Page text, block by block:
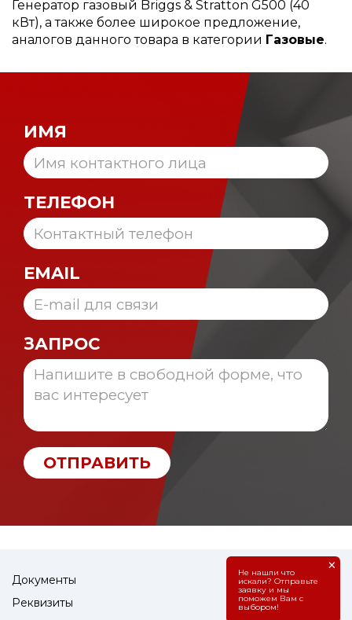
Генератор газовый Briggs & Stratton G500 (40
кВт), а также более широкое предложение,
аналогов данного товара в категории Газовые.
ИМЯ
ТЕЛЕФОН
EMAIL
ЗАПРОС
ОТПРАВИТЬ
Документы
Реквизиты
Не нашли что
искали? Отправьте
заявку и мы
поможем Вам с
выбором!
×